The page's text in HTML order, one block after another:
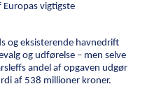
vigtigste
og eksisterende havnedrift
og udførelse – men selve
andel af opgaven udgør
af 538 millioner kroner.